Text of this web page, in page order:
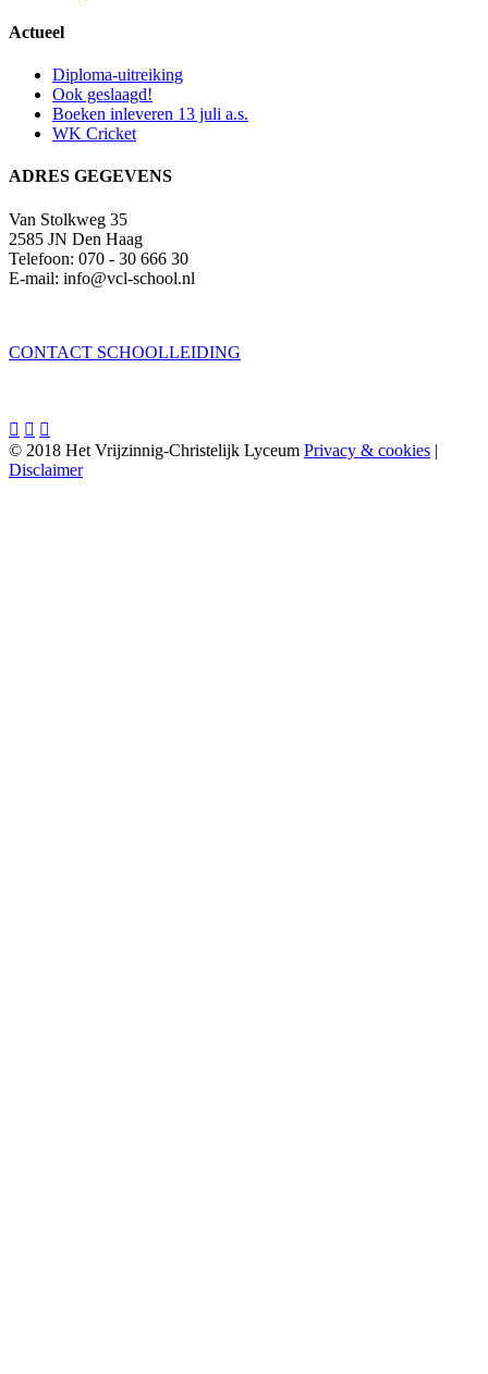
Actueel
Diploma-uitreiking
Ook geslaagd!
Boeken inleveren 13 juli a.s.
WK Cricket
ADRES GEGEVENS
Van Stolkweg 35
2585 JN Den Haag
Telefoon: 070 - 30 666 30
E-mail: info@vcl-school.nl
CONTACT SCHOOLLEIDING
  
© 2018 Het Vrijzinnig-Christelijk Lyceum Privacy & cookies |
Disclaimer